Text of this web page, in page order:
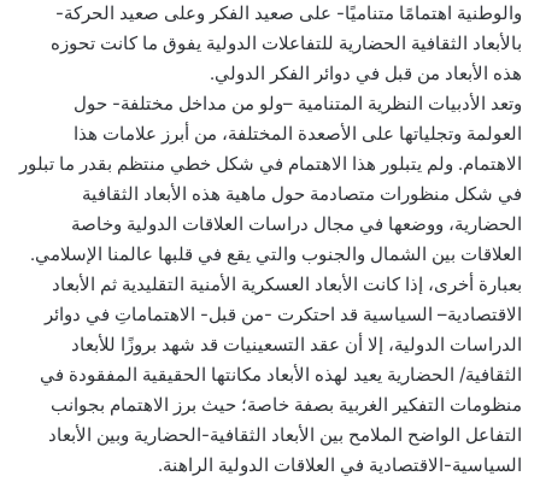
والوطنية اهتمامًا متناميًا- على صعيد الفكر وعلى صعيد الحركة-
بالأبعاد الثقافية الحضارية للتفاعلات الدولية يفوق ما كانت تحوزه
هذه الأبعاد من قبل في دوائر الفكر الدولي.
وتعد الأدبيات النظرية المتنامية –ولو من مداخل مختلفة- حول
العولمة وتجلياتها على الأصعدة المختلفة، من أبرز علامات هذا
الاهتمام. ولم يتبلور هذا الاهتمام في شكل خطي منتظم بقدر ما تبلور
في شكل منظورات متصادمة حول ماهية هذه الأبعاد الثقافية
الحضارية، ووضعها في مجال دراسات العلاقات الدولية وخاصة
العلاقات بين الشمال والجنوب والتي يقع في قلبها عالمنا الإسلامي.
بعبارة أخرى، إذا كانت الأبعاد العسكرية الأمنية التقليدية ثم الأبعاد
الاقتصادية– السياسية قد احتكرت -من قبل- الاهتماماتِ في دوائر
الدراسات الدولية، إلا أن عقد التسعينيات قد شهد بروزًا للأبعاد
الثقافية/ الحضارية يعيد لهذه الأبعاد مكانتها الحقيقية المفقودة في
منظومات التفكير الغربية بصفة خاصة؛ حيث برز الاهتمام بجوانب
التفاعل الواضح الملامح بين الأبعاد الثقافية-الحضارية وبين الأبعاد
السياسية-الاقتصادية في العلاقات الدولية الراهنة.